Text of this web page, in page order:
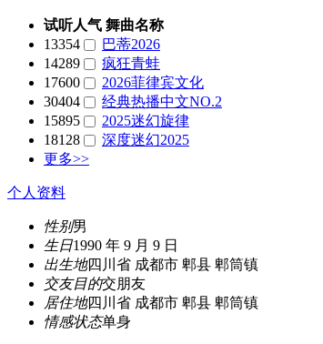
试听人气 舞曲名称
13354
巴蒂2026
14289
疯狂青蛙
17600
2026菲律宾文化
30404
经典热播中文NO.2
15895
2025迷幻旋律
18128
深度迷幻2025
更多>>
个人资料
性别男
生日1990 年 9 月 9 日
出生地四川省 成都市 郫县 郫筒镇
交友目的交朋友
居住地四川省 成都市 郫县 郫筒镇
情感状态单身